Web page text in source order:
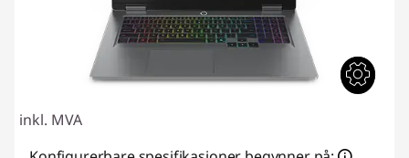
inkl. MVA